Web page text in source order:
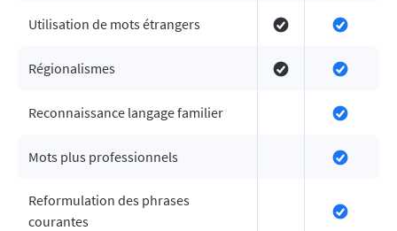
Utilisation de mots étrangers
Régionalismes
Reconnaissance langage familier
Mots plus professionnels
Reformulation des phrases
courantes